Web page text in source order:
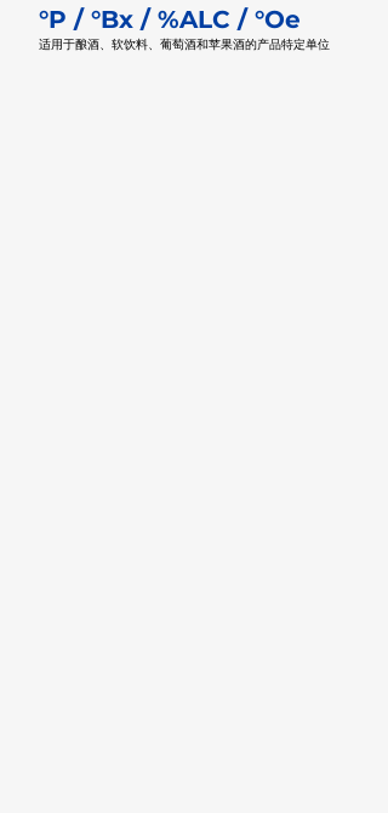
°P / °Bx / %ALC / °Oe
适用于酿酒、软饮料、葡萄酒和苹果酒的产品特定单位